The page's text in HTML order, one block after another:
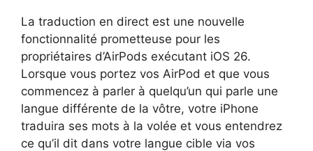
La traduction en direct est une nouvelle
fonctionnalité prometteuse pour les
propriétaires d’AirPods exécutant iOS 26.
Lorsque vous portez vos AirPod et que vous
commencez à parler à quelqu’un qui parle une
langue différente de la vôtre, votre iPhone
traduira ses mots à la volée et vous entendrez
ce qu’il dit dans votre langue cible via vos